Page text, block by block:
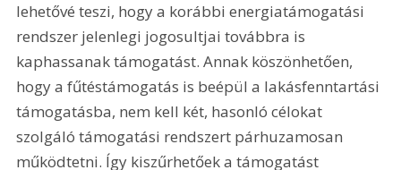
lehetővé teszi, hogy a korábbi energiatámogatási
rendszer jelenlegi jogosultjai továbbra is
kaphassanak támogatást. Annak köszönhetően,
hogy a fűtéstámogatás is beépül a lakásfenntartási
támogatásba, nem kell két, hasonló célokat
szolgáló támogatási rendszert párhuzamosan
működtetni. Így kiszűrhetőek a támogatást